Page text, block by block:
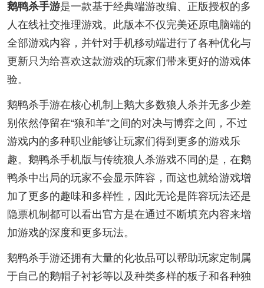
鹅鸭杀手游是一款基于经典端游改编、正版授权的多
人在线社交推理游戏。此版本不仅完美还原电脑端的
全部游戏内容，并针对手机移动端进行了各种优化与
更新只为给喜欢这款游戏的玩家们带来更好的游戏体
验。
鹅鸭杀手游在核心机制上鹅大多数狼人杀并无多少差
别依然停留在“狼和羊”之间的对决与博弈之间，不过
游戏内的多种职业能够让玩家们得到更多的游戏乐
趣。鹅鸭杀手机版与传统狼人杀游戏不同的是，在鹅
鸭杀中出局的玩家不会显示阵容，而这也就给游戏增
加了更多的趣味和多样性，因此无论是阵容玩法还是
隐票机制都可以看出官方是在通过不断填充内容来增
加游戏的深度和更多玩法。
鹅鸭杀手游还拥有大量的化妆品可以帮助玩家定制属
于自己的鹅帽子衬衫等以及种类多样的板子和各种独